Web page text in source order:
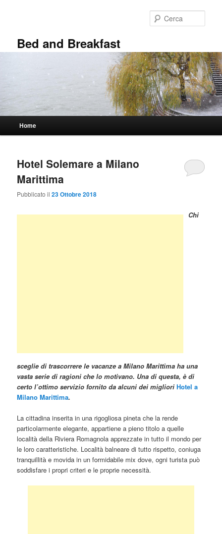
Bed and Breakfast
Home
Hotel Solemare a Milano
Marittima
Pubblicato il23 Ottobre 2018
Chi
sceglie di trascorrere le vacanze a Milano Marittima ha una
vasta serie di ragioni che lo motivano. Una di questa, è di
certo l’ottimo servizio fornito da alcuni dei miglioriHotel a
Milano Marittima.
La cittadina inserita in una rigogliosa pineta che la rende
particolarmente elegante, appartiene a pieno titolo a quelle
località della Riviera Romagnola apprezzate in tutto il mondo per
le loro caratteristiche. Località balneare di tutto rispetto, coniuga
tranquillità e movida in un formidabile mix dove, ogni turista può
soddisfare i propri criteri e le proprie necessità.